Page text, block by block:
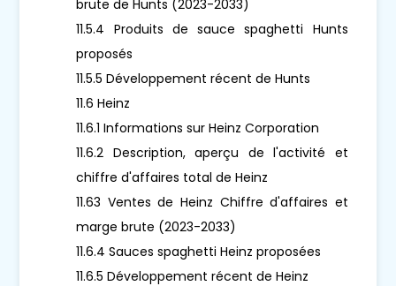
brute de Hunts (2023-2033)
11.5.4 Produits de sauce spaghetti Hunts
proposés
11.5.5 Développement récent de Hunts
11.6 Heinz
11.6.1 Informations sur Heinz Corporation
11.6.2 Description, aperçu de l'activité et
chiffre d'affaires total de Heinz
11.63 Ventes de Heinz Chiffre d'affaires et
marge brute (2023-2033)
11.6.4 Sauces spaghetti Heinz proposées
11.6.5 Développement récent de Heinz